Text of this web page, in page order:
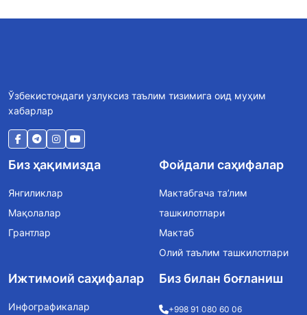
Ўзбекистондаги узлуксиз таълим тизимига оид муҳим
хабарлар
Биз ҳақимизда
Янгиликлар
Мақолалар
Грантлар
Фойдали саҳифалар
Мактабгача та’лим
ташкилотлари
Мактаб
Олий таълим ташкилотлари
Ижтимоий саҳифалар
Инфографикалар
Биз билан боғланиш
+998 91 080 60 06